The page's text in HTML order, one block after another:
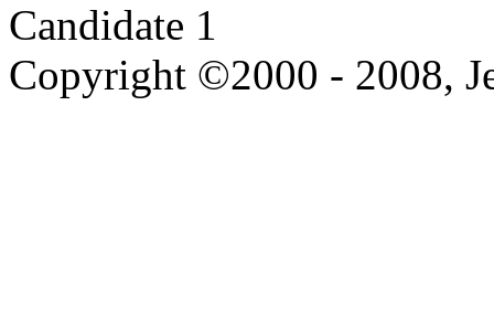
Candidate 1
Copyright ©2000 - 2008,